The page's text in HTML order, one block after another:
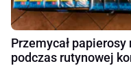
Przemycał
podczas rutynowej